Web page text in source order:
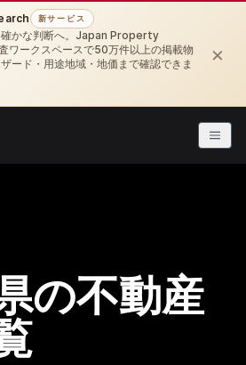
新サービス
確かな判断へ。Japan Property
ワークスペースで50万件以上の掲載物
ード・用途地域・地価まで確認できま
×
の不動産